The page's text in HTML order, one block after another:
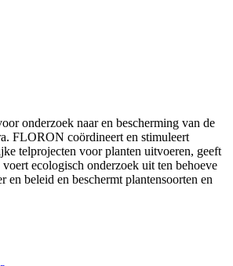
onderzoek naar en bescherming van de
FLORON coördineert en stimuleert
telprojecten voor planten uitvoeren, geeft
ecologisch onderzoek uit ten behoeve
en beleid en beschermt plantensoorten en